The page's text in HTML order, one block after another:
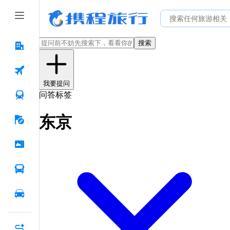
搜索
我要提问
问答标签
东京